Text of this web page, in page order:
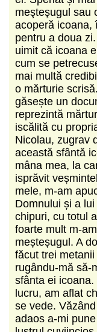
meşteşugul sau
acoperă icoana,
pentru a doua
uimit că icoana
cum se
mai multă
o mărturie
găsește un
reprezintă
iscălită cu
Nicolau, zugrav
această sfântă
mâna mea, la
isprăvit
mele, m-am
Domnului și a
chipuri, cu totul
foarte mult m-
meșteșugul. A
făcut trei
rugându-mă să-
sfânta ei
lucru, am aflat
se vede.
adaos a-mi